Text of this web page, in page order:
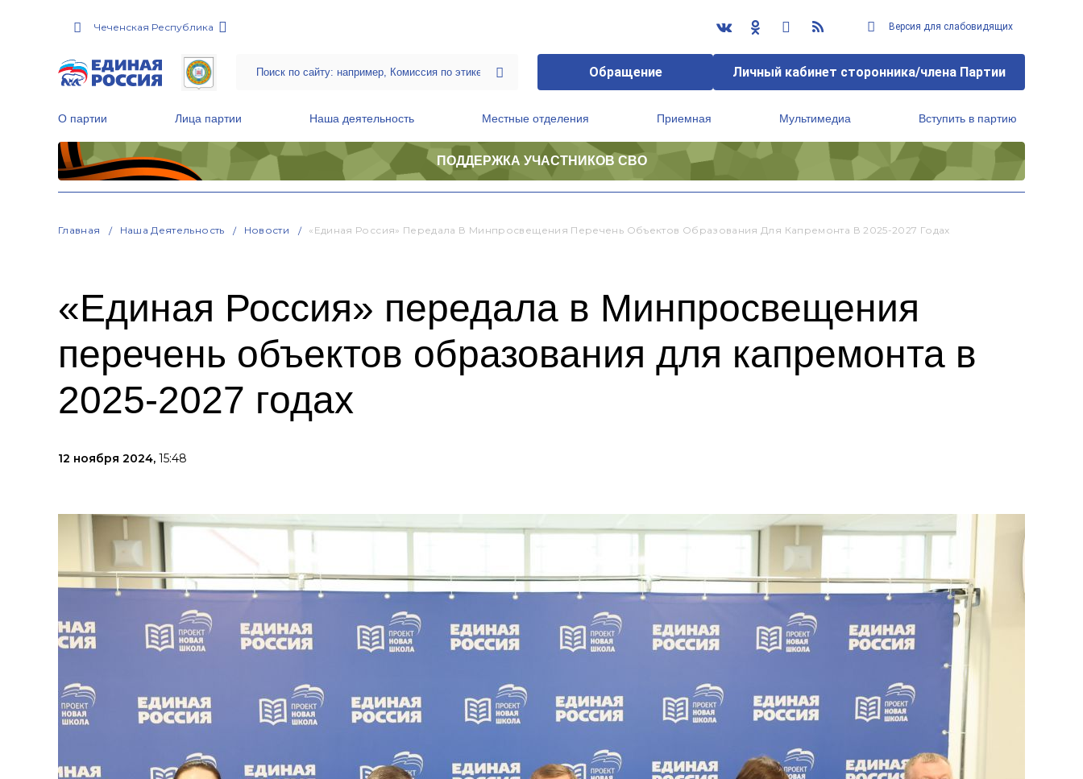
Чеченская Республика Версия для слабовидящих
Обращение Личный кабинет сторонника/члена Партии
О партии Лица партии Наша деятельность Местные отделения Приемная Мультимедиа Вступить в партию
ПОДДЕРЖКА УЧАСТНИКОВ СВО
Главная Наша Деятельность Новости «Единая Россия» Передала В Минпросвещения Перечень Объектов Образования Для Капремонта В 2025-2027 Годах
«Единая Россия» передала в Минпросвещения
перечень объектов образования для капремонта в
2025-2027 годах
12 ноября 2024, 15:48